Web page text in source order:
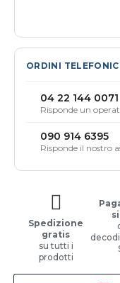
ORDINI
04 22 144 0071
Risponde un
090 914 6395
Risponde il nostro
Spedizione
gratis
su tutti i
prodotti